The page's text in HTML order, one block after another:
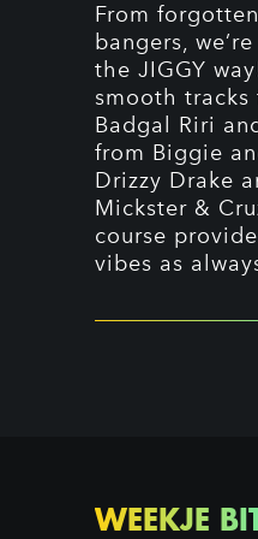
From
bangers,
the JIGGY
smooth tracks
Badgal Riri
from Biggie
Drizzy Drake
Mickster &
course
vibes as
WEEKJE